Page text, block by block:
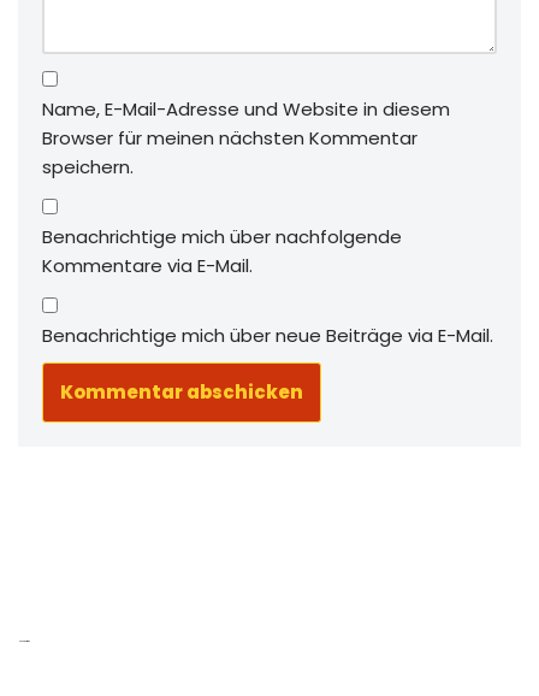
Name, E-Mail-Adresse und Website in diesem
Browser für meinen nächsten Kommentar
speichern.
Benachrichtige mich über nachfolgende
Kommentare via E-Mail.
Benachrichtige mich über neue Beiträge via E-Mail.